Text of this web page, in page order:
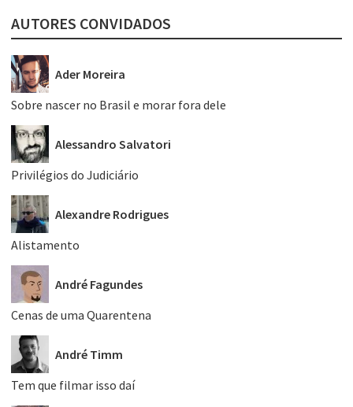
AUTORES CONVIDADOS
Ader Moreira
Sobre nascer no Brasil e morar fora dele
Alessandro Salvatori
Privilégios do Judiciário
Alexandre Rodrigues
Alistamento
André Fagundes
Cenas de uma Quarentena
André Timm
Tem que filmar isso daí